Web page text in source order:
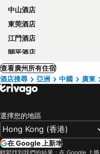
中山酒店
東莞酒店
江門酒店
開平酒店
查看廣州所有住宿
酒店搜尋
亞洲 中國 廣東
選擇您的地區
在 Google 上新增
輕鬆找到我們的結果：在 Google 上將